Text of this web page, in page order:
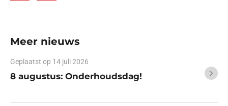
Meer nieuws
Geplaatst op 14 juli 2026
8 augustus: Onderhoudsdag!